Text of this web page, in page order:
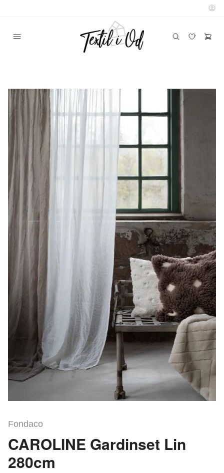
Fondaco
CAROLINE Gardinset Lin
280cm